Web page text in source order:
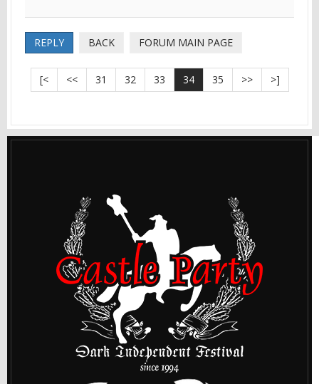
REPLY BACK FORUM MAIN PAGE
[< << 31 32 33 34 35 >> >]